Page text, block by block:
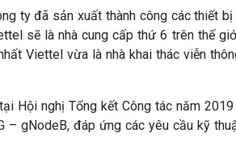
ty đã sản xuất thành công các thiết
sẽ là nhà cung cấp thứ 6 trên thế
Viettel vừa là nhà khai thác viễn
Hội nghị Tổng kết Công tác năm
– gNodeB, đáp ứng các yêu cầu kỹ